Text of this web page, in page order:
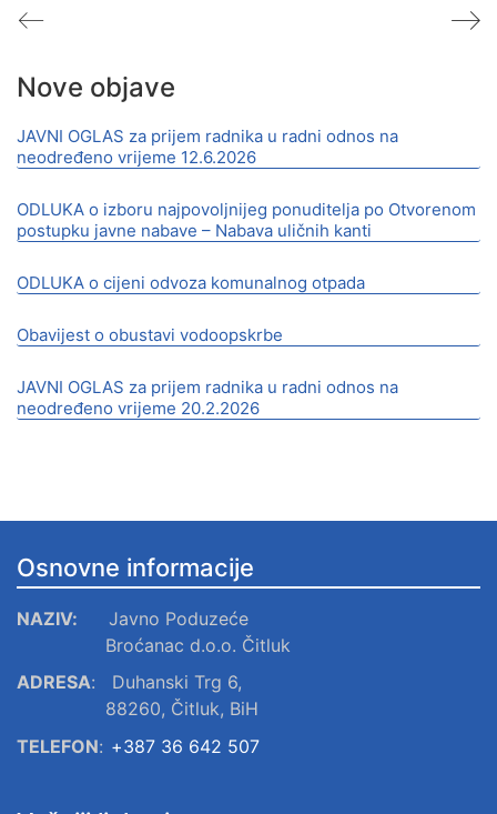
Nove objave
JAVNI OGLAS za prijem radnika u radni odnos na
neodređeno vrijeme 12.6.2026
ODLUKA o izboru najpovoljnijeg ponuditelja po Otvorenom
postupku javne nabave – Nabava uličnih kanti
ODLUKA o cijeni odvoza komunalnog otpada
Obavijest o obustavi vodoopskrbe
JAVNI OGLAS za prijem radnika u radni odnos na
neodređeno vrijeme 20.2.2026
Osnovne informacije
NAZIV:
Javno Poduzeće
Broćanac d.o.o. Čitluk
ADRESA:
Duhanski Trg 6,
88260, Čitluk, BiH
TELEFON: +387 36 642 507